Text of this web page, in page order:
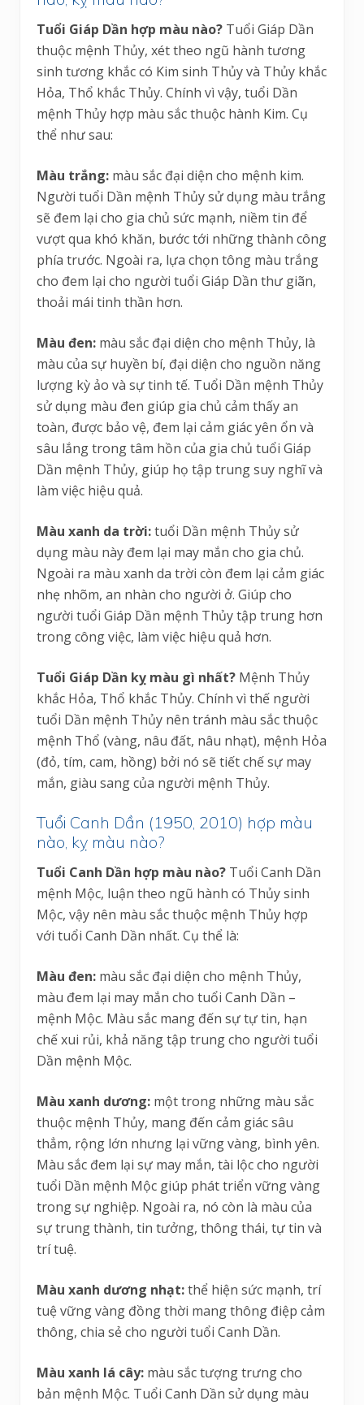
Tuổi Giáp Dần hợp màu nào? Tuổi Giáp Dần
thuộc mệnh Thủy, xét theo ngũ hành tương
sinh tương khắc có Kim sinh Thủy và Thủy khắc
Hỏa, Thổ khắc Thủy. Chính vì vậy, tuổi Dần
mệnh Thủy hợp màu sắc thuộc hành Kim. Cụ
thể như sau:
Màu trắng: màu sắc đại diện cho mệnh kim.
Người tuổi Dần mệnh Thủy sử dụng màu trắng
sẽ đem lại cho gia chủ sức mạnh, niềm tin để
vượt qua khó khăn, bước tới những thành công
phía trước. Ngoài ra, lựa chọn tông màu trắng
cho đem lại cho người tuổi Giáp Dần thư giãn,
thoải mái tinh thần hơn.
Màu đen: màu sắc đại diện cho mệnh Thủy, là
màu của sự huyền bí, đại diện cho nguồn năng
lượng kỳ ảo và sự tinh tế. Tuổi Dần mệnh Thủy
sử dụng màu đen giúp gia chủ cảm thấy an
toàn, được bảo vệ, đem lại cảm giác yên ổn và
sâu lắng trong tâm hồn của gia chủ tuổi Giáp
Dần mệnh Thủy, giúp họ tập trung suy nghĩ và
làm việc hiệu quả.
Màu xanh da trời:tuổi Dần mệnh Thủy sử
dụng màu này đem lại may mắn cho gia chủ.
Ngoài ra màu xanh da trời còn đem lại cảm giác
nhẹ nhõm, an nhàn cho người ở. Giúp cho
người tuổi Giáp Dần mệnh Thủy tập trung hơn
trong công việc, làm việc hiệu quả hơn.
Tuổi Giáp Dần kỵ màu gì nhất? Mệnh Thủy
khắc Hỏa, Thổ khắc Thủy. Chính vì thế người
tuổi Dần mệnh Thủy nên tránh màu sắc thuộc
mệnh Thổ (vàng, nâu đất, nâu nhạt), mệnh Hỏa
(đỏ, tím, cam, hồng) bởi nó sẽ tiết chế sự may
mắn, giàu sang của người mệnh Thủy.
Tuổi Canh Dần (1950, 2010) hợp màu
nào, kỵ màu nào?
Tuổi Canh Dần hợp màu nào? Tuổi Canh Dần
mệnh Mộc, luận theo ngũ hành có Thủy sinh
Mộc, vậy nên màu sắc thuộc mệnh Thủy hợp
với tuổi Canh Dần nhất. Cụ thể là:
Màu đen: màu sắc đại diện cho mệnh Thủy,
màu đem lại may mắn cho tuổi Canh Dần –
mệnh Mộc. Màu sắc mang đến sự tự tin, hạn
chế xui rủi, khả năng tập trung cho người tuổi
Dần mệnh Mộc.
Màu xanh dương: một trong những màu sắc
thuộc mệnh Thủy, mang đến cảm giác sâu
thẳm, rộng lớn nhưng lại vững vàng, bình yên.
Màu sắc đem lại sự may mắn, tài lộc cho người
tuổi Dần mệnh Mộc giúp phát triển vững vàng
trong sự nghiệp. Ngoài ra, nó còn là màu của
sự trung thành, tin tưởng, thông thái, tự tin và
trí tuệ.
Màu xanh dương nhạt:thể hiện sức mạnh, trí
tuệ vững vàng đồng thời mang thông điệp cảm
thông, chia sẻ cho người tuổi Canh Dần.
Màu xanh lá cây: màu sắc tượng trưng cho
bản mệnh Mộc. Tuổi Canh Dần sử dụng màu